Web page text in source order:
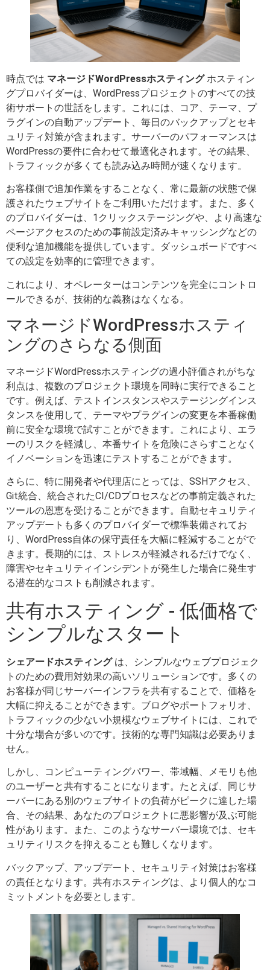
時点では マネージドWordPressホスティングホスティン
グプロバイダーは、WordPressプロジェクトのすべての技
術サポートの世話をします。これには、コア、テーマ、プ
ラグインの自動アップデート、毎日のバックアップとセキ
ュリティ対策が含まれます。サーバーのパフォーマンスは
WordPressの要件に合わせて最適化されます。その結果、
トラフィックが多くても読み込み時間が速くなります。
お客様側で追加作業をすることなく、常に最新の状態で保
護されたウェブサイトをご利用いただけます。また、多く
のプロバイダーは、1クリックステージングや、より高速な
ページアクセスのための事前設定済みキャッシングなどの
便利な追加機能を提供しています。ダッシュボードですべ
ての設定を効率的に管理できます。
これにより、オペレーターはコンテンツを完全にコントロ
ールできるが、技術的な義務はなくなる。
マネージドWordPressホスティ
ングのさらなる側面
マネージドWordPressホスティングの過小評価されがちな
利点は、複数のプロジェクト環境を同時に実行できること
です。例えば、テストインスタンスやステージングインス
タンスを使用して、テーマやプラグインの変更を本番稼働
前に安全な環境で試すことができます。これにより、エラ
ーのリスクを軽減し、本番サイトを危険にさらすことなく
イノベーションを迅速にテストすることができます。
さらに、特に開発者や代理店にとっては、SSHアクセス、
Git統合、統合されたCI/CDプロセスなどの事前定義された
ツールの恩恵を受けることができます。自動セキュリティ
アップデートも多くのプロバイダーで標準装備されてお
り、WordPress自体の保守責任を大幅に軽減することがで
きます。長期的には、ストレスが軽減されるだけでなく、
障害やセキュリティインシデントが発生した場合に発生す
る潜在的なコストも削減されます。
共有ホスティング - 低価格で
シンプルなスタート
シェアードホスティングは、シンプルなウェブプロジェク
トのための費用対効果の高いソリューションです。多くの
お客様が同じサーバーインフラを共有することで、価格を
大幅に抑えることができます。ブログやポートフォリオ、
トラフィックの少ない小規模なウェブサイトには、これで
十分な場合が多いのです。技術的な専門知識は必要ありま
せん。
しかし、コンピューティングパワー、帯域幅、メモリも他
のユーザーと共有することになります。たとえば、同じサ
ーバーにある別のウェブサイトの負荷がピークに達した場
合、その結果、あなたのプロジェクトに悪影響が及ぶ可能
性があります。また、このようなサーバー環境では、セキ
ュリティリスクを抑えることも難しくなります。
バックアップ、アップデート、セキュリティ対策はお客様
の責任となります。共有ホスティングは、より個人的なコ
ミットメントを必要とします。